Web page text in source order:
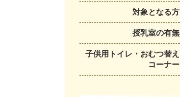
対象となる方
授乳室の有無
子供用トイレ・おむつ替え
コーナー